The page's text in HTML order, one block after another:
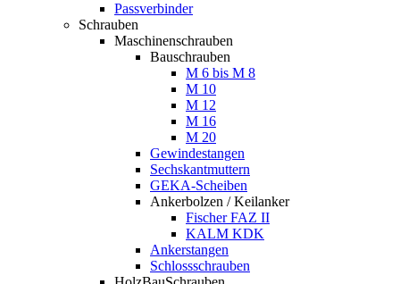
Passverbinder
Schrauben
Maschinenschrauben
Bauschrauben
M 6 bis M 8
M 10
M 12
M 16
M 20
Gewindestangen
Sechskantmuttern
GEKA-Scheiben
Ankerbolzen / Keilanker
Fischer FAZ II
KALM KDK
Ankerstangen
Schlossschrauben